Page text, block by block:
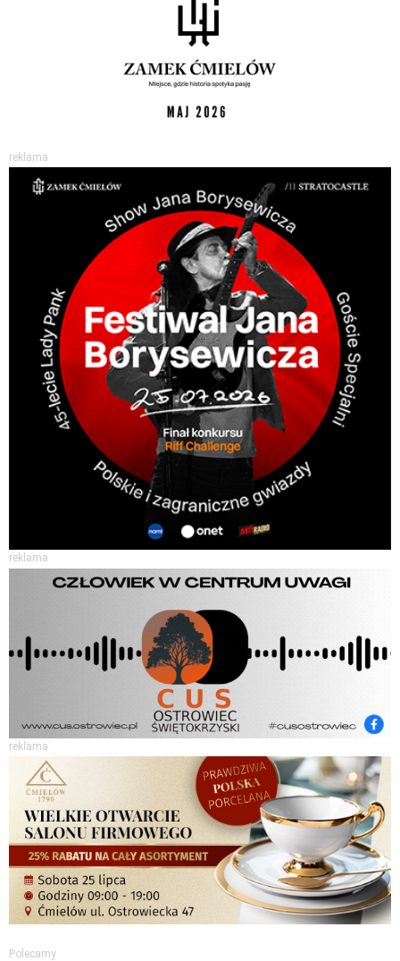
reklama
reklama
reklama
Polecamy